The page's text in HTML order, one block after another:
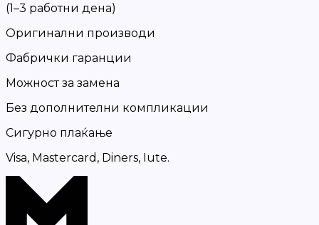
(1–3 работни дена)
Оригинални производи
Фабрички гаранции
Можност за замена
Без дополнителни компликации
Сигурно плаќање
Visa, Mastercard, Diners, Iute.